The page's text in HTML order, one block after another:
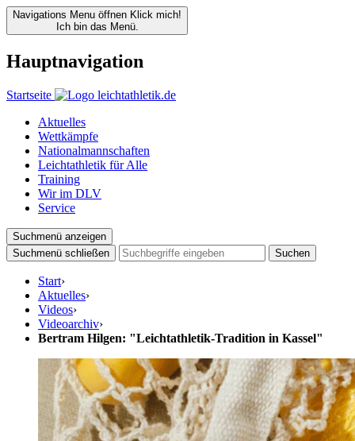
Navigations Menu öffnen Klick mich!
Ich bin das Menü.
Hauptnavigation
Startseite
Aktuelles
Wettkämpfe
Nationalmannschaften
Leichtathletik für Alle
Training
Wir im DLV
Service
Suchmenü anzeigen
Suchmenü schließen
Suchen
Start›
Aktuelles›
Videos›
Videoarchiv›
Bertram Hilgen: "Leichtathletik-Tradition in Kassel"